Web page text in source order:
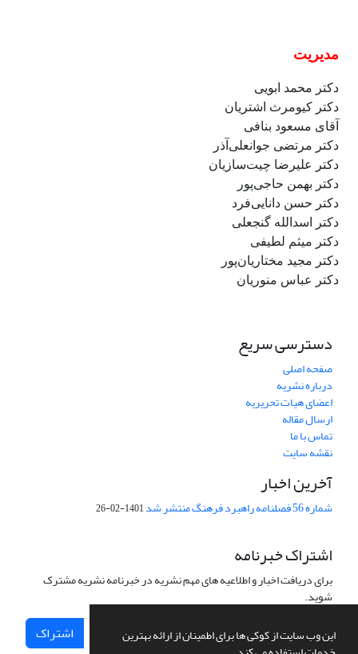
این وب سایت از کوکی ها برای اطمینان از ارائه بهترین
مدیریت
دکتر محمد ابویی
دکتر کیومرث اشتریان
آقای مسعود بنافی
دکتر مرتضی جوانعلی‌آذر
دکتر
علیرضا چیت‌سازیان
دکتر بهمن حاجی‌پور
دکتر حسن دانایی‌فرد
دکتر اسدالله گنجعلی
دکتر میثم لطیفی
دکتر مجید مختاریان‌پور
دکتر عباس منوریان
دسترسی سریع
صفحه اصلی
درباره نشریه
اعضای هیات تحریریه
ارسال مقاله
تماس با ما
نقشه سایت
آخرین اخبار
شماره 56 فصلنامه راهبرد فرهنگ منتشر شد 1401-02-26
اشتراک خبرنامه
برای دریافت اخبار و اطلاعیه های مهم نشریه در خبرنامه نشریه مشترک
شوید.
اشتراک